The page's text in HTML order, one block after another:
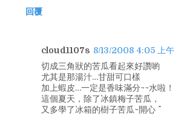
回覆
cloud1107s 8/13/2008 4:05 上午
切成三角狀的苦瓜看起來好讚喲
尤其是那湯汁…甘甜可口樣
加上蝦皮…一定是香味滿分~~水啦！
這個夏天，除了冰鎮梅子苦瓜，
又多學了冰箱的樹子苦瓜~開心 ^^